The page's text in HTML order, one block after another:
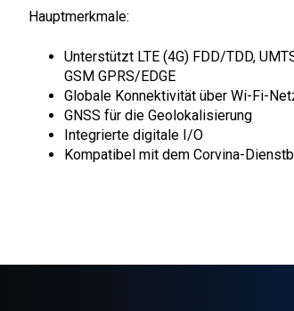
Hauptmerkmale:
Unterstützt LTE (4G) FDD/TDD,
GSM GPRS/EDGE
Globale Konnektivität über Wi-Fi-
GNSS für die Geolokalisierung
Integrierte digitale I/O
Kompatibel mit dem Corvina-